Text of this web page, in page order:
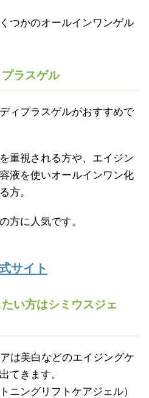
つかのオールインワンゲル
ラスゲル
ィプラスゲルがおすすめで
重視される方や、エイジン
液を使いオールインワン化
方。
方に人気です。
サイト
い方はシミウスジェ
は美白などのエイジングケ
てきます。
ニングリフトケアジェル）